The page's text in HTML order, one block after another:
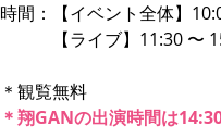
時間：【イベント全体】
【ライブ】11:30 〜
＊観覧無料
＊翔GANの出演時間は